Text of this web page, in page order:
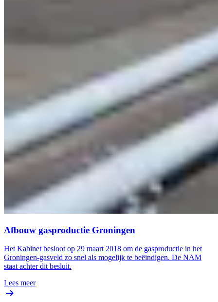
Afbouw gasproductie Groningen
Het Kabinet besloot op 29 maart 2018 om de gasproductie in het
Groningen-gasveld zo snel als mogelijk te beëindigen. De NAM
staat achter dit besluit.
Lees meer